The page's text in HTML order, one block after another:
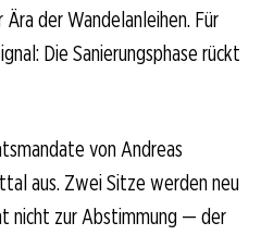
der Wandelanleihen. Für
Die Sanierungsphase rückt
von Andreas
aus. Zwei Sitze werden neu
nicht zur Abstimmung — der